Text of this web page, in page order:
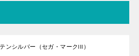
ンシルバー（セガ・マークIII）